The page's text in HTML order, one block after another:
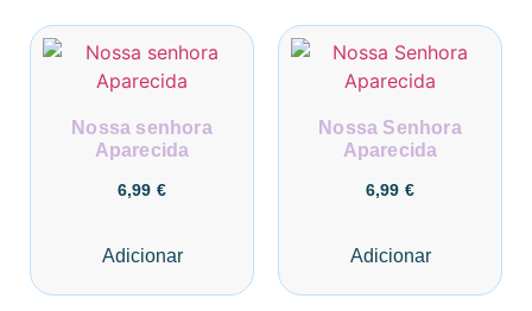
Nossa senhora
Aparecida
6,99 €
Adicionar
Nossa Senhora
Aparecida
6,99 €
Adicionar